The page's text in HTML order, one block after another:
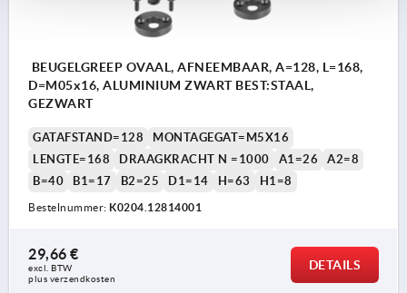
BEUGELGREEP OVAAL, AFNEEMBAAR, A=128, L=168,
D=M05x16, ALUMINIUM ZWART BEST:STAAL,
GEZWART
GATAFSTAND=128
MONTAGEGAT=M5X16
LENGTE=168
DRAAGKRACHT N =1000 A1=26
A2=8
B=40
B1=17 B2=25 D1=14 H=63 H1=8
Bestelnummer: K0204.12814001
29,66 €
excl. BTW
plus verzendkosten
DETAILS